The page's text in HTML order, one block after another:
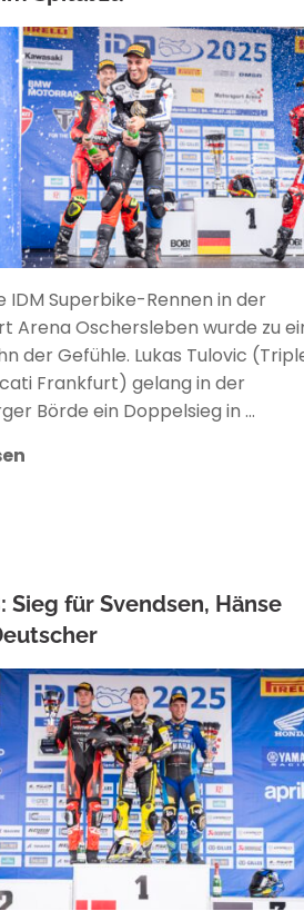
IDM Superbike-Rennen in der
Arena Oschersleben wurde zu
der Gefühle. Lukas Tulovic
Frankfurt) gelang in der
Börde ein Doppelsieg in …
Sieg für Svendsen, Hänse